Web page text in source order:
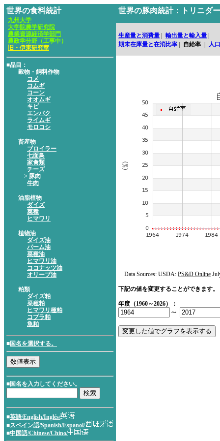
世界の食料統計
九州大学
大学院農学研究院
農業資源経済学部門
農政学分野（工事中）
旧・伊東研究室
■品目：
穀物・飼料作物
コメ
コムギ
コーン
オオムギ
キビ
エンバク
ライムギ
モロコシ
畜産物
ブロイラー
七面鳥
家禽類
チーズ
> 豚肉
牛肉
油脂植物
ダイズ
菜種
ヒマワリ
植物油
ダイズ油
パーム油
菜種油
ヒマワリ油
ココナッツ油
オリーブ油
粕類
ダイズ粕
菜種粕
ヒマワリ種粕
コプラ粕
魚粕
■国名を選択する。
■国名を入力してください。
■英語/English/Inglés/
■スペイン語/Spanish/Espanol/
■中国語/Chinese/Chino/
世界の豚肉統計：トリニダ
生産量と消費量 輸出量と輸入量
期末在庫量と在消比率
自給率 人口
Data Sources: USDA: PS&D Online
下記の値を変更することができます。
年度（1960～2026）：
～